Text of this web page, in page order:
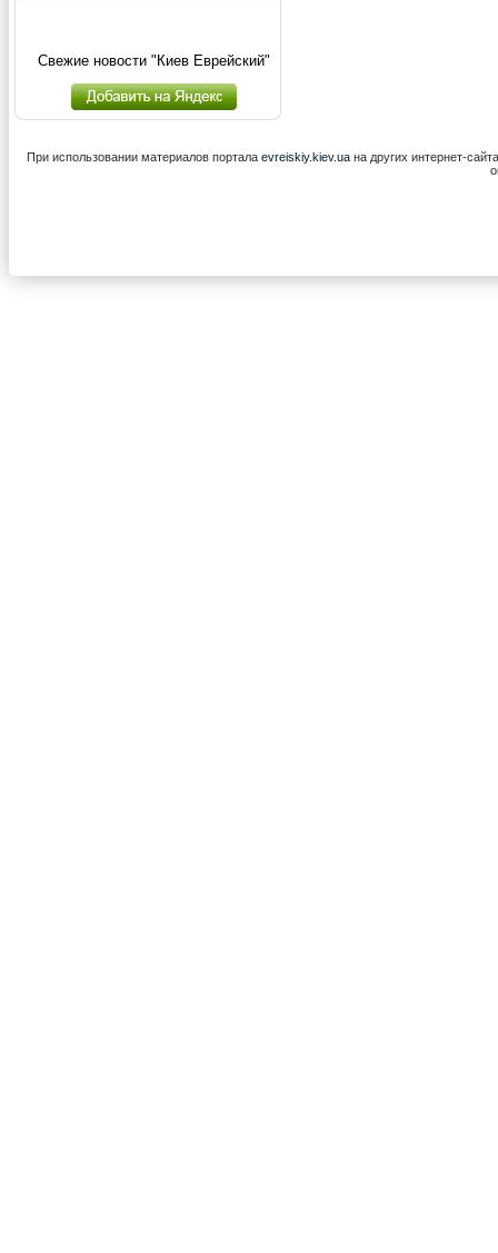
Свежие новости "Киев Еврейский"
При использовании материалов порталаevreiskiy.kiev.ua на других интернет-